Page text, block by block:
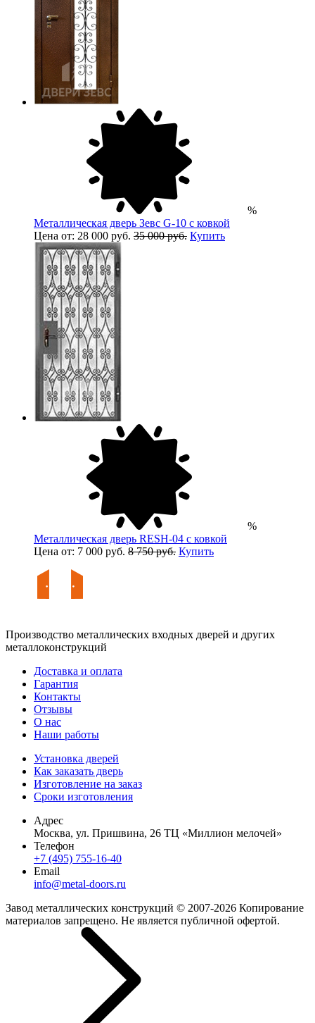
%
Металлическая дверь Зевс G-10 с ковкой
Цена от: 28 000 руб. 35 000 руб. Купить
%
Металлическая дверь RESH-04 с ковкой
Цена от: 7 000 руб. 8 750 руб. Купить
Производство металлических входных дверей и других
металлоконструкций
Доставка и оплата
Гарантия
Контакты
Отзывы
О нас
Наши работы
Установка дверей
Как заказать дверь
Изготовление на заказ
Сроки изготовления
Адрес
Москва, ул. Пришвина, 26 ТЦ «Миллион мелочей»
Телефон
+7 (495) 755-16-40
Email
info@metal-doors.ru
Завод металлических конструкций © 2007-2026 Копирование
материалов запрещено. Не является публичной офертой.